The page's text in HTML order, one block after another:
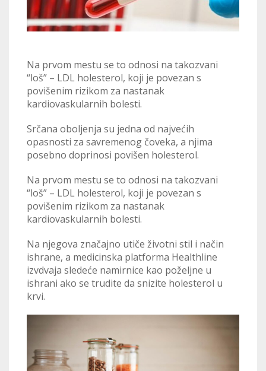
Na prvom mestu se to odnosi na takozvani
“loš” – LDL holesterol, koji je povezan s
povišenim rizikom za nastanak
kardiovaskularnih bolesti.
Srčana oboljenja su jedna od najvećih
opasnosti za savremenog čoveka, a njima
posebno doprinosi povišen holesterol.
Na prvom mestu se to odnosi na takozvani
“loš” – LDL holesterol, koji je povezan s
povišenim rizikom za nastanak
kardiovaskularnih bolesti.
Na njegova značajno utiče životni stil i način
ishrane, a medicinska platforma Healthline
izvdvaja sledeće namirnice kao poželjne u
ishrani ako se trudite da snizite holesterol u
krvi.